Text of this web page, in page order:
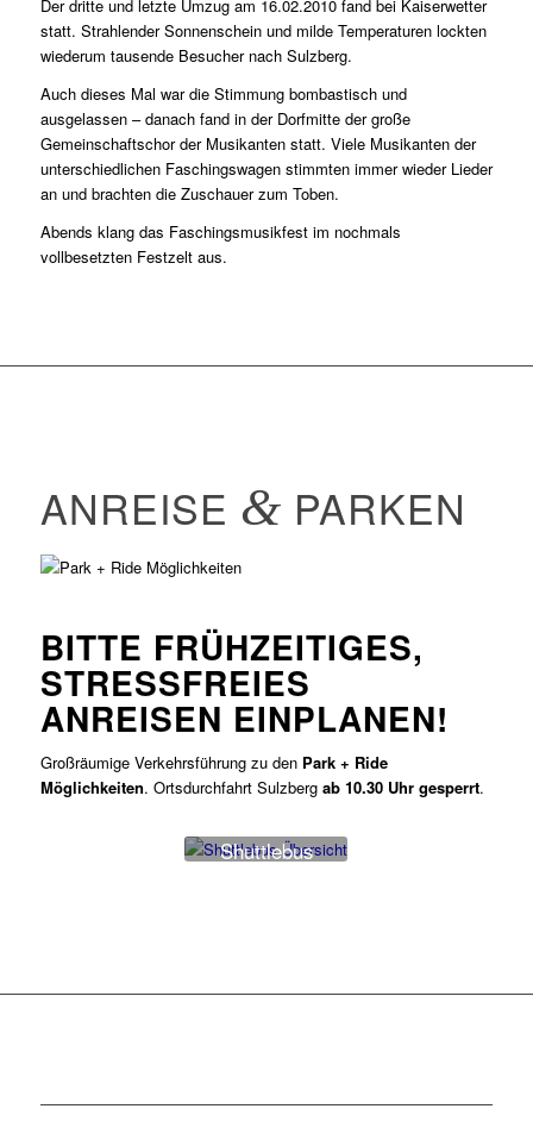
Der dritte und letzte Umzug am 16.02.2010 fand bei Kaiserwetter
statt. Strahlender Sonnenschein und milde Temperaturen lockten
wiederum tausende Besucher nach Sulzberg.
Auch dieses Mal war die Stimmung bombastisch und
ausgelassen – danach fand in der Dorfmitte der große
Gemeinschaftschor der Musikanten statt. Viele Musikanten der
unterschiedlichen Faschingswagen stimmten immer wieder Lieder
an und brachten die Zuschauer zum Toben.
Abends klang das Faschingsmusikfest im nochmals
vollbesetzten Festzelt aus.
ANREISE & PARKEN
BITTE FRÜHZEITIGES,
STRESSFREIES
ANREISEN EINPLANEN!
Großräumige Verkehrsführung zu den Park + Ride
Möglichkeiten. Ortsdurchfahrt Sulzberg ab 10.30 Uhr gesperrt.
Shuttlebus